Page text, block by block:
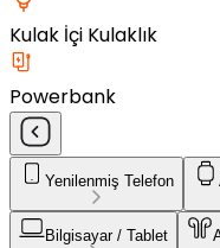
Kulak İçi Kulaklık
Powerbank
Yenilenmiş Telefon
Bilgisayar / Tablet